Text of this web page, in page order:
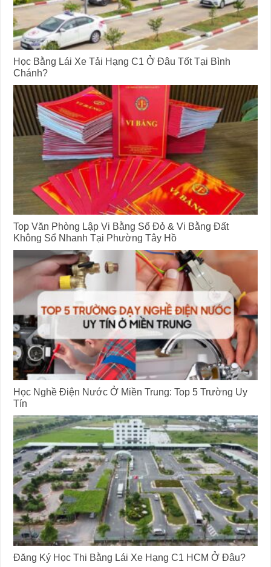
Học Bằng Lái Xe Tải Hạng C1 Ở Đâu Tốt Tại Bình
Chánh?
Top Văn Phòng Lập Vi Bằng Sổ Đỏ & Vi Bằng Đất
Không Sổ Nhanh Tại Phường Tây Hồ
Học Nghề Điện Nước Ở Miền Trung: Top 5 Trường Uy
Tín
Đăng Ký Học Thi Bằng Lái Xe Hạng C1 HCM Ở Đâu?